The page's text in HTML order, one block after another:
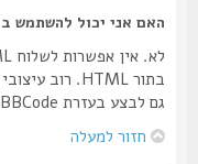
האם אני יכול להשתמש ב HTML?
גם לבצע בעזרת BBCode במקום.
חזור למעלה